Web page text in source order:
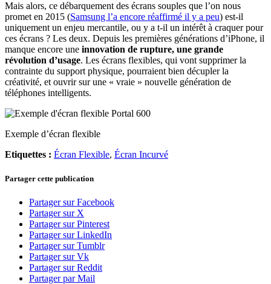
Mais alors, ce débarquement des écrans souples que l’on nous
promet en 2015 (Samsung l’a encore réaffirmé il y a peu) est-il
uniquement un enjeu mercantile, ou y a t-il un intérêt à craquer pour
ces écrans ? Les deux. Depuis les premières générations d’iPhone, il
manque encore une innovation de rupture, une grande
révolution d’usage. Les écrans flexibles, qui vont supprimer la
contrainte du support physique, pourraient bien décupler la
créativité, et ouvrir sur une « vraie » nouvelle génération de
téléphones intelligents.
Exemple d’écran flexible
Etiquettes : Écran Flexible, Écran Incurvé
Partager cette publication
Partager sur Facebook
Partager sur X
Partager sur Pinterest
Partager sur LinkedIn
Partager sur Tumblr
Partager sur Vk
Partager sur Reddit
Partager par Mail